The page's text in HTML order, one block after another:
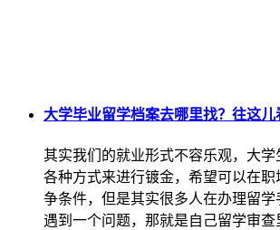
大学毕业留学档案去哪里找？往这儿
其实我们的就业形式不容乐观，大学
各种方式来进行镀金，希望可以在
争条件，但是其实很多人在办理留
遇到一个问题，那就是自己留学审